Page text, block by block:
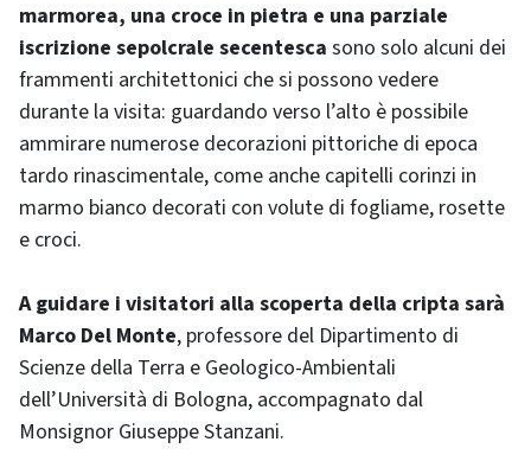
marmorea, una croce in pietra e una parziale
iscrizione sepolcrale secentesca sono solo alcuni dei
frammenti architettonici che si possono vedere
durante la visita: guardando verso l’alto è possibile
ammirare numerose decorazioni pittoriche di epoca
tardo rinascimentale, come anche capitelli corinzi in
marmo bianco decorati con volute di fogliame, rosette
e croci.
A guidare i visitatori alla scoperta della cripta sarà
Marco Del Monte, professore del Dipartimento di
Scienze della Terra e Geologico-Ambientali
dell’Università di Bologna, accompagnato dal
Monsignor Giuseppe Stanzani.